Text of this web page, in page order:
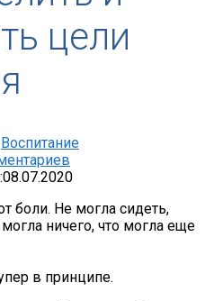
цели
Воспитание
08.07.2020
боли. Не могла сидеть,
ничего, что могла еще
в принципе.